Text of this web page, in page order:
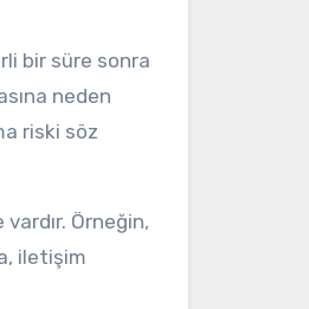
bir süre sonra
neden
riski söz
Örneğin,
iletişim